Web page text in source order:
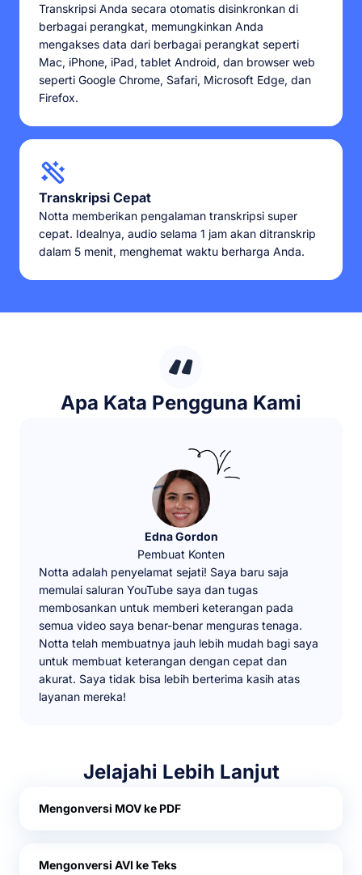
Transkripsi Anda secara otomatis disinkronkan di
berbagai perangkat, memungkinkan Anda
mengakses data dari berbagai perangkat seperti
Mac, iPhone, iPad, tablet Android, dan browser web
seperti Google Chrome, Safari, Microsoft Edge, dan
Firefox.
Transkripsi Cepat
Notta memberikan pengalaman transkripsi super
cepat. Idealnya, audio selama 1 jam akan ditranskrip
dalam 5 menit, menghemat waktu berharga Anda.
Apa Kata Pengguna Kami
Edna Gordon
Pembuat Konten
Notta adalah penyelamat sejati! Saya baru saja
memulai saluran YouTube saya dan tugas
membosankan untuk memberi keterangan pada
semua video saya benar-benar menguras tenaga.
Notta telah membuatnya jauh lebih mudah bagi saya
untuk membuat keterangan dengan cepat dan
akurat. Saya tidak bisa lebih berterima kasih atas
layanan mereka!
Jelajahi Lebih Lanjut
Mengonversi MOV ke PDF
Mengonversi AVI ke Teks